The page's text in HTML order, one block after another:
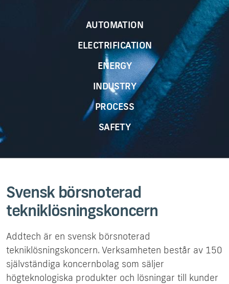
AUTOMATION
ELECTRIFICATION
ENERGY
INDUSTRY
PROCESS
SAFETY
Svensk börsnoterad
tekniklösningskoncern
Addtech är en svensk börsnoterad
tekniklösningskoncern. Verksamheten består av 150
självständiga koncernbolag som säljer
högteknologiska produkter och lösningar till kunder